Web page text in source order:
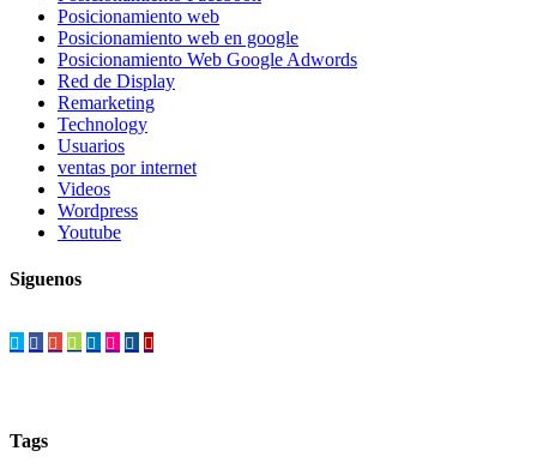
Posicionamiento web
Posicionamiento web en google
Posicionamiento Web Google Adwords
Red de Display
Remarketing
Technology
Usuarios
ventas por internet
Videos
Wordpress
Youtube
Siguenos
Tags